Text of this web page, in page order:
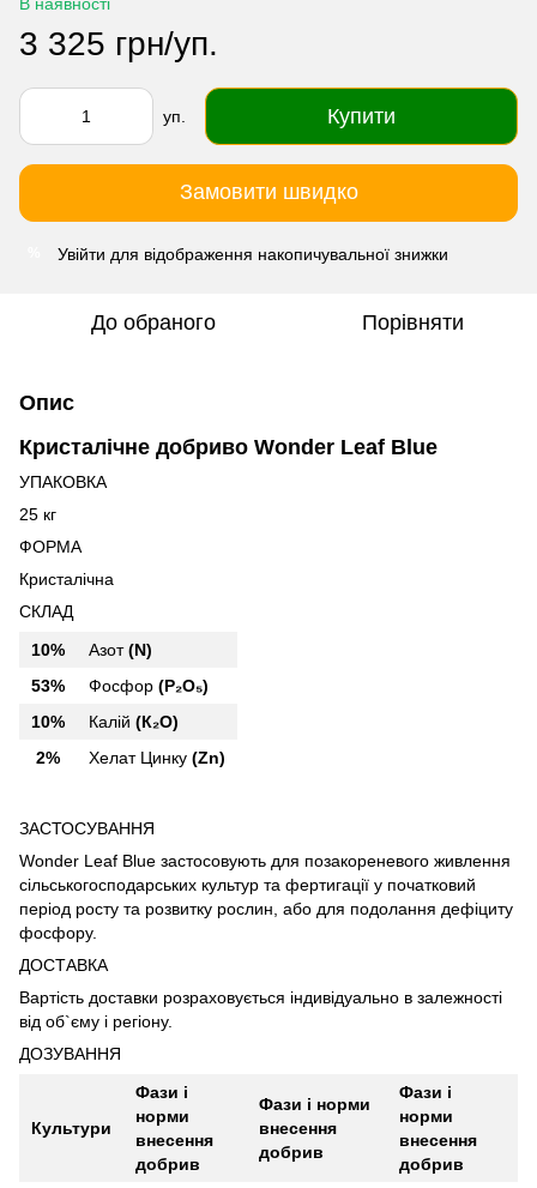
3 325 грн/уп.
уп. Купити
Замовити швидко
Увійти для відображення накопичувальної знижки
До обраного Порівняти
Опис
Кристалічне добриво Wonder Leaf Blue
УПАКОВКА
25 кг
ФОРМА
Кристалічна
СКЛАД
10%
Азот (N)
53%
Фосфор (P₂O₅)
10%
Калій (К₂O)
2%
Хелат Цинку (Zn)
ЗАСТОСУВАННЯ
Wonder Leaf Blue застосовують для позакореневого живлення
сільськогосподарських культур та фертигації у початковий
період росту та розвитку рослин, або для подолання дефіциту
фосфору.
ДОСТАВКА
Вартість доставки розраховується індивідуально в залежності
від об`єму і регіону.
ДОЗУВАННЯ
Культури
Фази і
норми
внесення
добрив
Фази і норми
внесення
добрив
Фази і
норми
внесення
добрив